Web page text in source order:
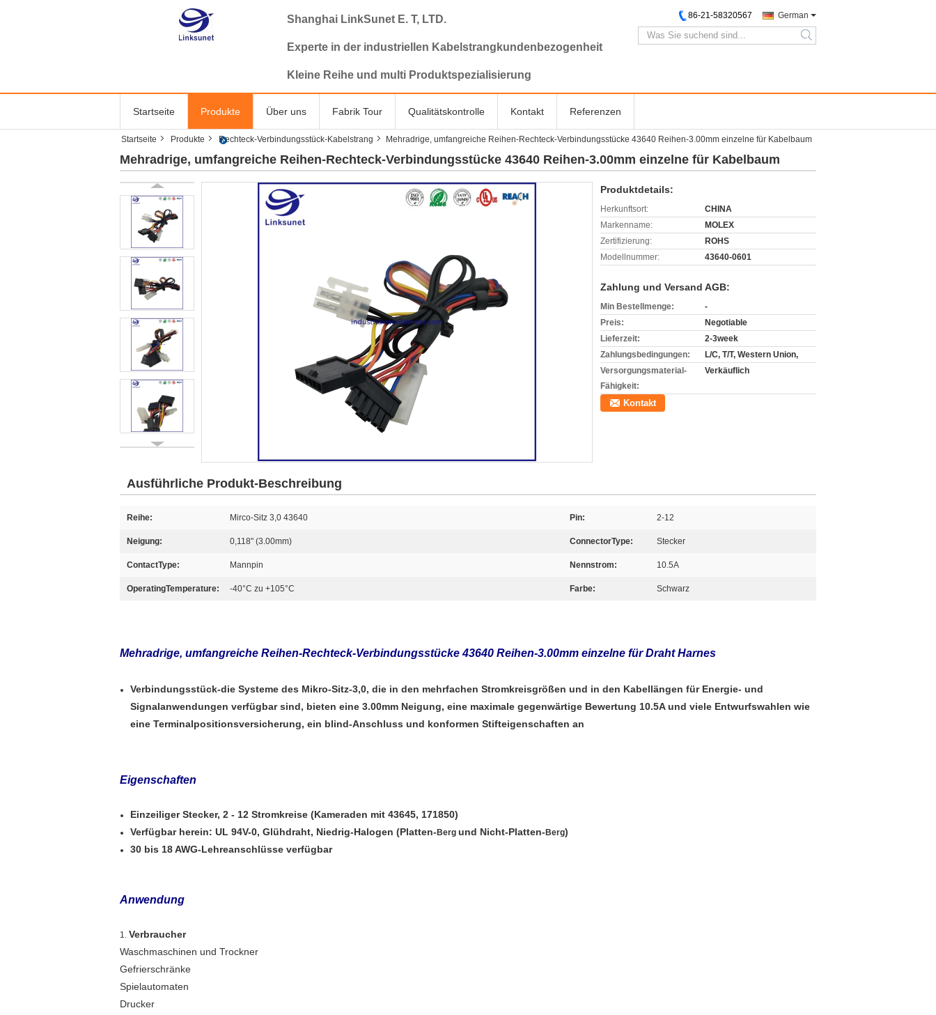
Shanghai LinkSunet E. T, LTD.
Experte in der industriellen Kabelstrangkundenbezogenheit
Kleine Reihe und multi Produktspezialisierung
German
86-21-58320567
search
Startseite Produkte Über uns Fabrik Tour Qualitätskontrolle Kontakt Referenzen
Startseite Produkte Rechteck-Verbindungsstück-Kabelstrang Mehradrige, umfangreiche Reihen-Rechteck-Verbindungsstücke 43640 Reihen-3.00mm einzelne für Kabelbaum
Mehradrige, umfangreiche Reihen-Rechteck-Verbindungsstücke 43640 Reihen-3.00mm einzelne für Kabelbaum
Produktdetails:
Herkunftsort:
CHINA
Markenname:
MOLEX
Zertifizierung:
ROHS
Modellnummer:
43640-0601
Zahlung und Versand AGB:
Min Bestellmenge:
-
Preis:
Negotiable
Lieferzeit:
2-3week
Zahlungsbedingungen:
L/C, T/T, Western Union,
Versorgungsmaterial-
Fähigkeit:
Verkäuflich
Kontakt
Ausführliche Produkt-Beschreibung
Reihe: Mirco-Sitz 3,0 43640 Pin: 2-12
Neigung: 0,118" (3.00mm) ConnectorType: Stecker
ContactType: Mannpin Nennstrom: 10.5A
OperatingTemperature: -40°C zu +105°C Farbe: Schwarz
Mehradrige, umfangreiche Reihen-Rechteck-Verbindungsstücke 43640 Reihen-3.00mm einzelne für Draht Harnes
Verbindungsstück-die Systeme des Mikro-Sitz-3,0, die in den mehrfachen Stromkreisgrößen und in den Kabellängen für Energie- und
Signalanwendungen verfügbar sind, bieten eine 3.00mm Neigung, eine maximale gegenwärtige Bewertung 10.5A und viele Entwurfswahlen wie
eine Terminalpositionsversicherung, ein blind-Anschluss und konformen Stifteigenschaften an
Eigenschaften
Einzeiliger Stecker, 2 - 12 Stromkreise (Kameraden mit 43645, 171850)
Verfügbar herein: UL 94V-0, Glühdraht, Niedrig-Halogen (Platten- Berg und Nicht-Platten- Berg)
30 bis 18 AWG-Lehreanschlüsse verfügbar
Anwendung
1. Verbraucher
Waschmaschinen und Trockner
Gefrierschränke
Spielautomaten
Drucker